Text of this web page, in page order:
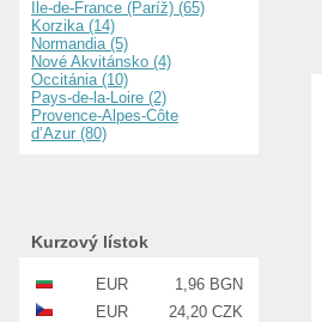
Ile-de-France (Paríž) (65)
Korzika (14)
Normandia (5)
Nové Akvitánsko (4)
Occitánia (10)
Pays-de-la-Loire (2)
Provence-Alpes-Côte
d’Azur (80)
Kurzový lístok
EUR
1,96 BGN
EUR
24,20 CZK